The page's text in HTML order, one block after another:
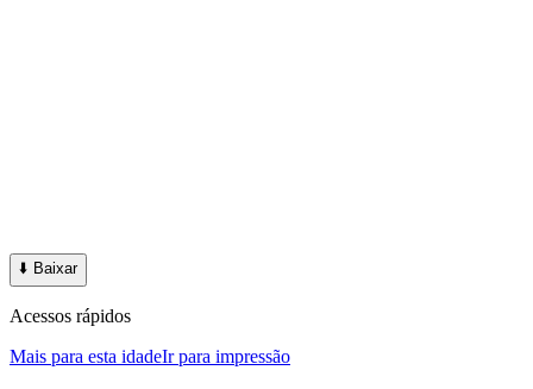
⬇️ Baixar
Acessos rápidos
Mais para esta idadeIr para impressão